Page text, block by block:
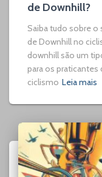
de Downhill?
Saiba tudo sobre o
de Downhill no
downhill são um
para os
ciclismo Leia mais